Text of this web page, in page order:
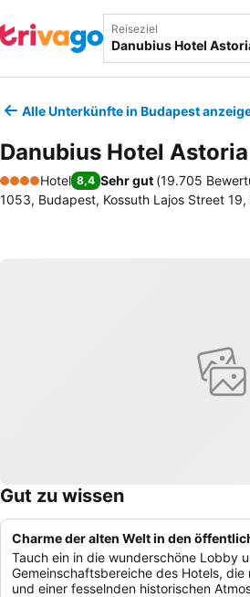
Reiseziel
Alle Unterkünfte in Budapest
Danubius Hotel
4 Sterne
Hotel 8,4 Sehr gut (19.705
1053, Budapest, Kossuth Lajos Street 19,
Gut zu wissen
Charme der alten Welt in den
Tauch ein in die wunderschöne Lobby
Gemeinschaftsbereiche des Hotels,
und einer fesselnden historischen